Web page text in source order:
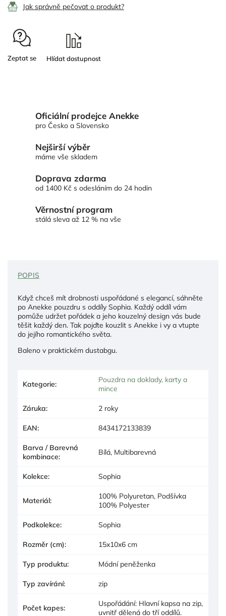
Jak správně pečovat o produkt?
Zeptat se
Oficiální prodejce Anekke
pro Česko a Slovensko
Nejširší výběr
máme vše skladem
Doprava zdarma
od 1400 Kč s odesláním do 24 hodin
Věrnostní program
stálá sleva až 12 % na vše
POPIS
Když chceš mít drobnosti uspořádané s elegancí, sáhněte
po Anekke pouzdru s oddíly Sophia. Každý oddíl vám
pomůže udržet pořádek a jeho kouzelný design vás bude
těšit každý den. Tak pojďte kouzlit s Anekke i vy a vtupte
do jejího romantického světa.
Baleno v praktickém dustabgu.
Kategorie:
Pouzdra na doklady, karty a
mince
Záruka: 2 roky
EAN: 8434172133839
Barva / Barevná
kombinace: Bílá, Multibarevná
Kolekce: Sophia
Materiál:
100% Polyuretan, Podšívka
100% Polyester
Podkolekce: Sophia
Rozměr (cm): 15x10x6 cm
Typ produktu: Módní peněženka
Typ zavírání: zip
Počet kapes:
Uspořádání: Hlavní kapsa na zip,
uvnitř dělená do tří oddílů.